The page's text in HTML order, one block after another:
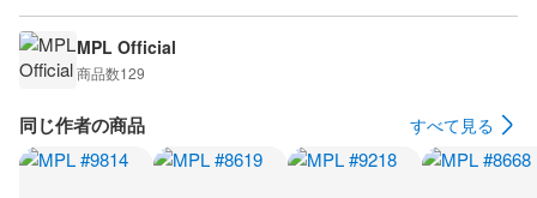
MPL Official
商品数129
同じ作者の商品 すべて見る